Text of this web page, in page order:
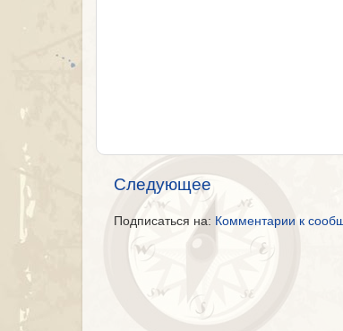
Следующее
Подписаться на: Комментарии к